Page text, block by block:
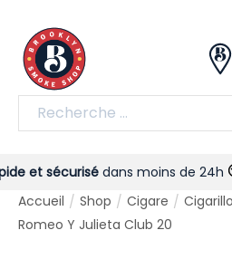
et sécurisédans moins de 24h
Accueil / Shop / Cigare /
Romeo Y Julieta Club 20